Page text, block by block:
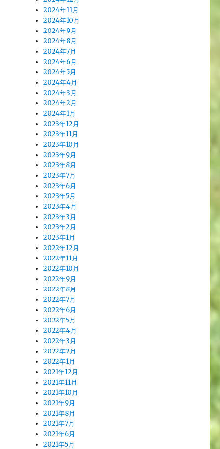
2024年11月
2024年10月
2024年9月
2024年8月
2024年7月
2024年6月
2024年5月
2024年4月
2024年3月
2024年2月
2024年1月
2023年12月
2023年11月
2023年10月
2023年9月
2023年8月
2023年7月
2023年6月
2023年5月
2023年4月
2023年3月
2023年2月
2023年1月
2022年12月
2022年11月
2022年10月
2022年9月
2022年8月
2022年7月
2022年6月
2022年5月
2022年4月
2022年3月
2022年2月
2022年1月
2021年12月
2021年11月
2021年10月
2021年9月
2021年8月
2021年7月
2021年6月
2021年5月